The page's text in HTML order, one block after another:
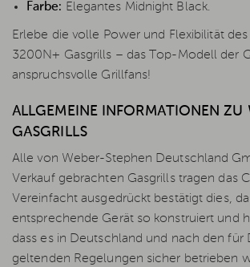
Farbe: Elegantes Midnight Black.
Erlebe die volle Power und Flexibilität
3200N+ Gasgrills – das Top-Modell der
anspruchsvolle Grillfans!
ALLGEMEINE INFORMATIONEN ZU
GASGRILLS
Alle von Weber-Stephen Deutschland
Verkauf gebrachten Gasgrills tragen das
Vereinfacht ausgedrückt bestätigt dies,
entsprechende Gerät so konstruiert und
dass es in Deutschland und nach den für
geltenden Regelungen sicher betrieben